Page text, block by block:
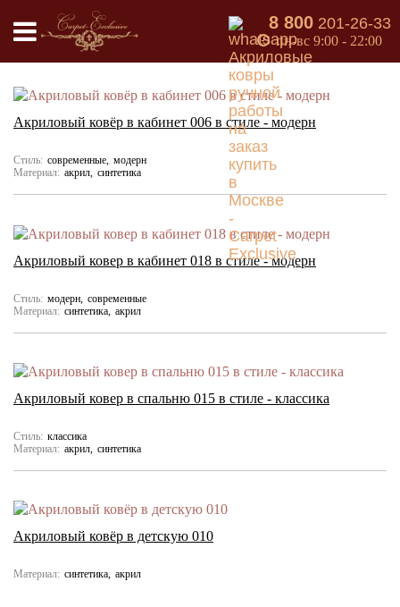
8 800 201-26-33
пн-вс 9:00 - 22:00
Акриловый ковёр в кабинет 006 в стиле - модерн
Стиль: современные модерн
Материал: акрил синтетика
Акриловый ковер в кабинет 018 в стиле - модерн
Стиль: модерн современные
Материал: синтетика акрил
Акриловый ковер в спальню 015 в стиле - классика
Стиль: классика
Материал: акрил синтетика
Акриловый ковёр в детскую 010
Материал: синтетика акрил